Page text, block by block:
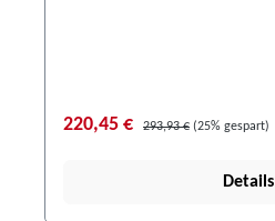
220,45 € 293,93 € (25% gespart)
Details